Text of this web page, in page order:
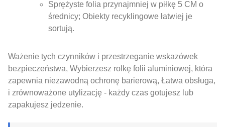
Sprężyste folia przynajmniej w piłkę 5 CM o
średnicy; Obiekty recyklingowe łatwiej je
sortują.
Ważenie tych czynników i przestrzeganie wskazówek
bezpieczeństwa, Wybierzesz rolkę folii aluminiowej, która
zapewnia niezawodną ochronę barierową, Łatwa obsługa,
i zrównoważone utylizację - każdy czas gotujesz lub
zapakujesz jedzenie.